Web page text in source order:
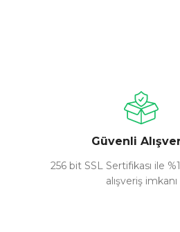
Güvenli
256 bit SSL Sertifikası ile
alışveriş imkanı